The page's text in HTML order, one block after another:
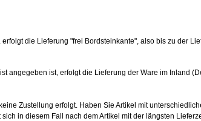
die Lieferung "frei Bordsteinkante", also bis zu der
angegeben ist, erfolgt die Lieferung der Ware im Inland
Zustellung erfolgt. Haben Sie Artikel mit
in diesem Fall nach dem Artikel mit der längsten